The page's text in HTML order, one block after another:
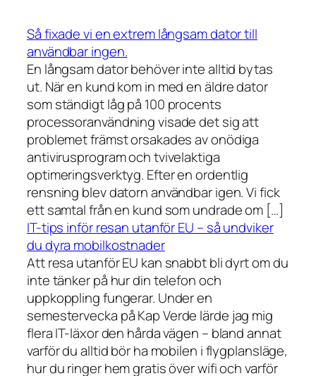
Så fixade vi en extrem långsam dator till
användbar ingen.
En långsam dator behöver inte alltid bytas
ut. När en kund kom in med en äldre dator
som ständigt låg på 100 procents
processoranvändning visade det sig att
problemet främst orsakades av onödiga
antivirusprogram och tvivelaktiga
optimeringsverktyg. Efter en ordentlig
rensning blev datorn användbar igen. Vi fick
ett samtal från en kund som undrade om […]
IT-tips inför resan utanför EU – så undviker
du dyra mobilkostnader
Att resa utanför EU kan snabbt bli dyrt om du
inte tänker på hur din telefon och
uppkoppling fungerar. Under en
semestervecka på Kap Verde lärde jag mig
flera IT-läxor den hårda vägen – bland annat
varför du alltid bör ha mobilen i flygplansläge,
hur du ringer hem gratis över wifi och varför